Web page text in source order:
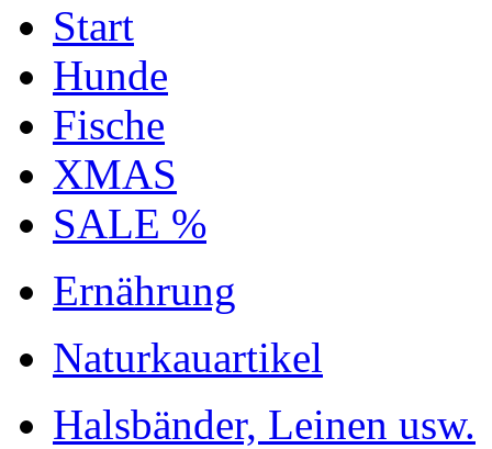
Start
Hunde
Fische
XMAS
SALE %
Ernährung
Naturkauartikel
Halsbänder, Leinen usw.